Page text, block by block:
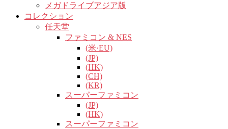
メガドライブアジア版
コレクション
任天堂
ファミコン & NES
(米·EU)
(JP)
(HK)
(CH)
(KR)
スーパーファミコン
(JP)
(HK)
スーパーファミコン